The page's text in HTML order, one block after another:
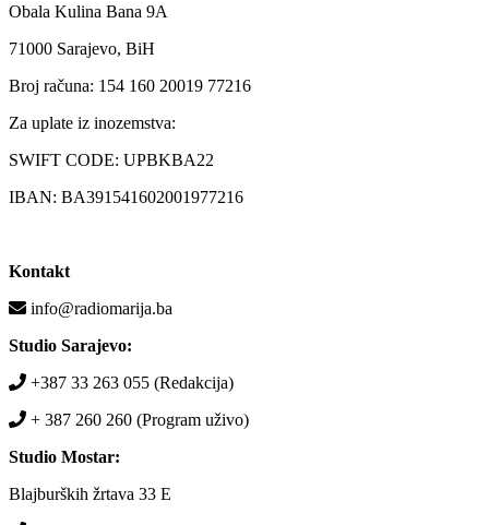
Obala Kulina Bana 9A
71000 Sarajevo, BiH
Broj računa: 154 160 20019 77216
Za uplate iz inozemstva:
SWIFT CODE: UPBKBA22
IBAN: BA391541602001977216
Kontakt
info@radiomarija.ba
Studio Sarajevo:
+387 33 263 055 (Redakcija)
+ 387 260 260 (Program uživo)
Studio Mostar:
Blajburških žrtava 33 E